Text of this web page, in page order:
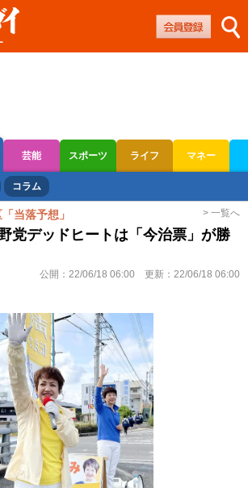
芸能 スポーツ ライフ マネー
オートレース
コラム
当落予想」 > 一覧へ
党デッドヒートは「今治票」が勝
公開： 22/06/18 06:00 更新： 22/06/18 06:00